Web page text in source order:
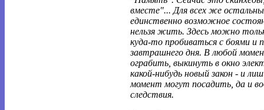
вместе"... Для всех же
единственно возможное
нельзя жить. Здесь можно
куда-то пробиваться с боями и
завтрашнего дня. В любой
ограбить, выкинуть в окно
какой-нибудь новый закон - и
момент могут посадить, да и
следствия.